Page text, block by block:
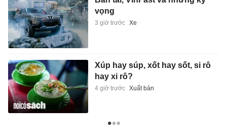
vọng
3 giờ trước Xe
Xúp hay súp, xốt hay sốt, si rô
hay xi rô?
4 giờ trước Xuất bản